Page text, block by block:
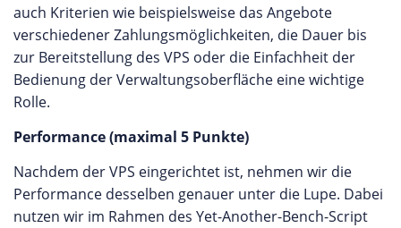
auch Kriterien wie beispielsweise das Angebote
verschiedener Zahlungsmöglichkeiten, die Dauer bis
zur Bereitstellung des VPS oder die Einfachheit der
Bedienung der Verwaltungsoberfläche eine wichtige
Rolle.
Performance (maximal 5 Punkte)
Nachdem der VPS eingerichtet ist, nehmen wir die
Performance desselben genauer unter die Lupe. Dabei
nutzen wir im Rahmen des Yet-Another-Bench-Script